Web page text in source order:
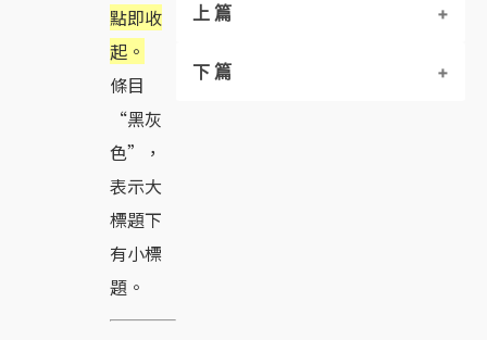
點即收
起。
條目
“黑灰
色”，
表示大
標題下
有小標
題。
上 篇
修禪的四個要則
下 篇